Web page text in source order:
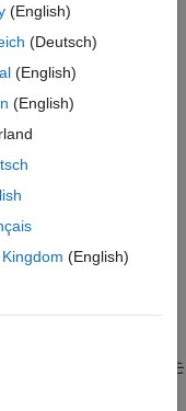
x .
は、
析的であるため、このモ
(English)
(Deutsch)
(English)
(English)
(English)